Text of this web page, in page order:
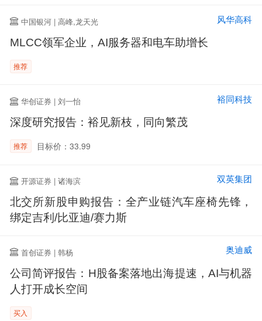
中国银河 | 高峰,龙天光 风华高科
MLCC领军企业，AI服务器和电车助增长
推荐
华创证券 | 刘一怡 裕同科技
深度研究报告：裕见新枝，同向繁茂
推荐 目标价：33.99
开源证券 | 诸海滨 双英集团
北交所新股申购报告：全产业链汽车座椅先锋，
绑定吉利/比亚迪/赛力斯
首创证券 | 韩杨 奥迪威
公司简评报告：H股备案落地出海提速，AI与机器
人打开成长空间
买入